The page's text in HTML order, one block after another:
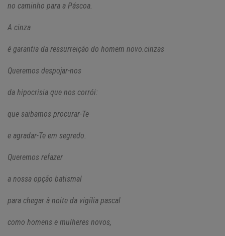
no caminho para a Páscoa.
A cinza
é garantia da ressurreição do homem novo.cinzas
Queremos despojar-nos
da hipocrisia que nos corrói:
que saibamos procurar-Te
e agradar-Te em segredo.
Queremos refazer
a nossa opção batismal
para chegar à noite da vigília pascal
como homens e mulheres novos,